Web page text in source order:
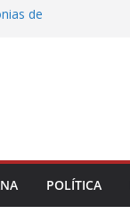
de
POLÍTICA